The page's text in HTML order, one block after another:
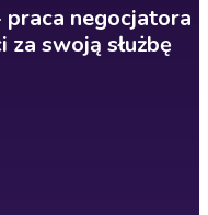
negocjatora
za swoją służbę